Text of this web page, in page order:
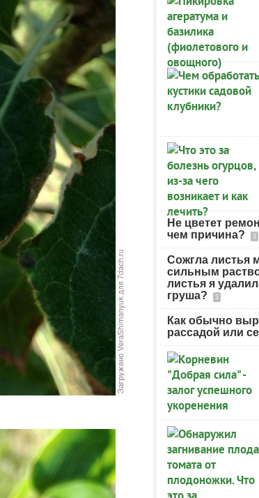
Не цветет
чем причина?
5
Сожгла листья
сильным
листья я
груша?
3
Как обычно
рассадой или